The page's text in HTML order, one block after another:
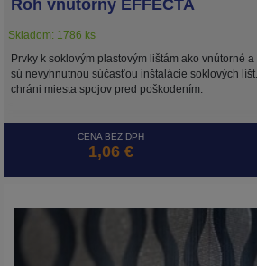
Roh vnútorný EFFECTA
Skladom: 1786 ks
Prvky k soklovým plastovým lištám ako vnútorné
sú nevyhnutnou súčasťou inštalácie soklových
chráni miesta spojov pred poškodením.
CENA BEZ DPH
1,06 €